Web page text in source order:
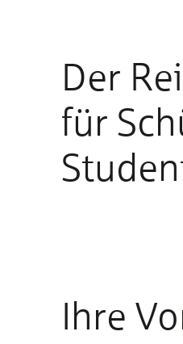
Der
für
Ihre